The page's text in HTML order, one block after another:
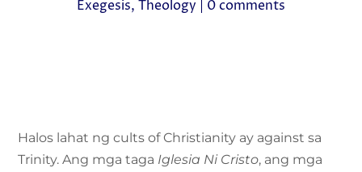
Exegesis, Theology 0 comments
Halos lahat ng cults of Christianity ay against sa
Trinity. Ang mga taga Iglesia Ni Cristo, ang mga